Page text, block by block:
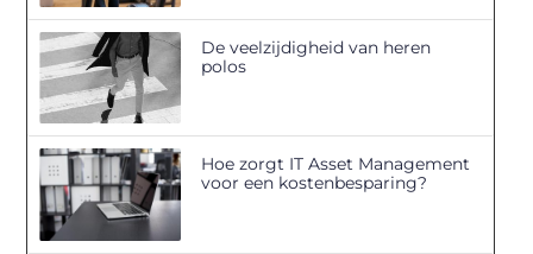
De veelzijdigheid van heren
polos
Hoe zorgt IT Asset Management
voor een kostenbesparing?